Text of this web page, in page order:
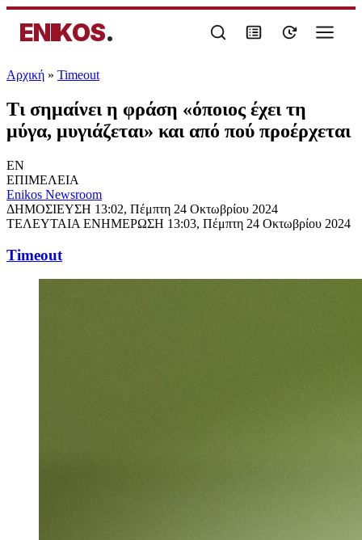
ENIKOS.
Αρχική » Timeout
Τι σημαίνει η φράση «όποιος έχει τη
μύγα, μυγιάζεται» και από πού προέρχεται
EN
ΕΠΙΜΕΛΕΙΑ
Enikos Newsroom
ΔΗΜΟΣΙΕΥΣΗ 13:02, Πέμπτη 24 Οκτωβρίου 2024
ΤΕΛΕΥΤΑΙΑ ΕΝΗΜΕΡΩΣΗ 13:03, Πέμπτη 24 Οκτωβρίου 2024
Timeout